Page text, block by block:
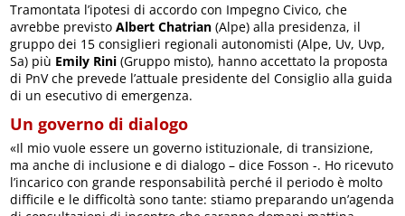
Tramontata l’ipotesi di accordo con Impegno Civico, che
avrebbe previstoAlbert Chatrian (Alpe) alla presidenza, il
gruppo dei 15 consiglieri regionali autonomisti (Alpe, Uv, Uvp,
Sa) più Emily Rini (Gruppo misto), hanno accettato la proposta
di PnV che prevede l’attuale presidente del Consiglio alla guida
di un esecutivo di emergenza.
Un governo di dialogo
«Il mio vuole essere un governo istituzionale, di transizione,
ma anche di inclusione e di dialogo – dice Fosson -. Ho ricevuto
l’incarico con grande responsabilità perché il periodo è molto
difficile e le difficoltà sono tante: stiamo preparando un’agenda